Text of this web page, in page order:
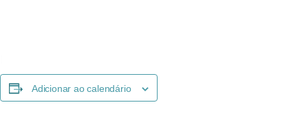
Adicionar ao calendário